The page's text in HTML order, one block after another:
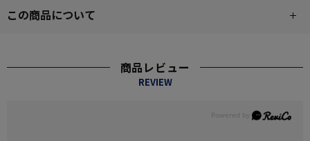
この商品について
商品レビュー
REVIEW